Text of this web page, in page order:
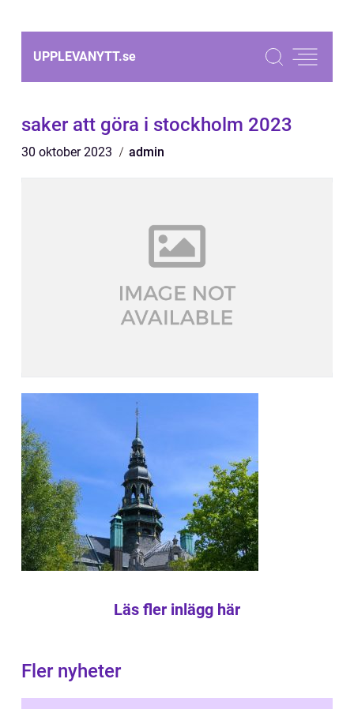
UPPLEVANYTT.se
saker att göra i stockholm 2023
30 oktober 2023 admin
Läs fler inlägg här
Fler nyheter